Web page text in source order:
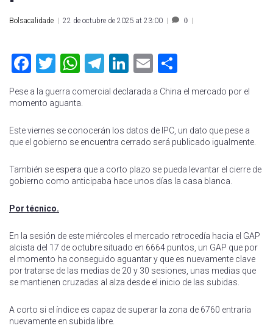
Bolsacalidade 22 de octubre de 2025 at 23:00 0
Facebook
Twitter
WhatsApp
Telegram
LinkedIn
Email
Pese a la guerra comercial declarada a China el mercado por el
momento aguanta.
Este viernes se conocerán los datos de IPC, un dato que pese a
que el gobierno se encuentra cerrado será publicado igualmente.
También se espera que a corto plazo se pueda levantar el cierre de
gobierno como anticipaba hace unos días la casa blanca.
Por técnico.
En la sesión de este miércoles el mercado retrocedía hacia el GAP
alcista del 17 de octubre situado en 6664 puntos, un GAP que por
el momento ha conseguido aguantar y que es nuevamente clave
por tratarse de las medias de 20 y 30 sesiones, unas medias que
se mantienen cruzadas al alza desde el inicio de las subidas.
A corto si el índice es capaz de superar la zona de 6760 entraría
nuevamente en subida libre.